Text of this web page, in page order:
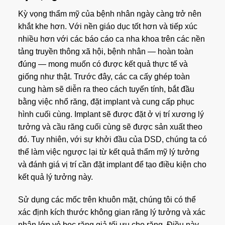
Kỳ vọng thẩm mỹ của bệnh nhân ngày càng trở nên
khắt khe hơn. Với nền giáo dục tốt hơn và tiếp xúc
nhiều hơn với các báo cáo ca nha khoa trên các nền
tảng truyền thông xã hội, bệnh nhân — hoàn toàn
đúng — mong muốn có được kết quả thực tế và
giống như thật. Trước đây, các ca cấy ghép toàn
cung hàm sẽ diễn ra theo cách tuyến tính, bắt đầu
bằng việc nhổ răng, đặt implant và cung cấp phục
hình cuối cùng. Implant sẽ được đặt ở vị trí xương lý
tưởng và cầu răng cuối cùng sẽ được sản xuất theo
đó. Tuy nhiên, với sự khởi đầu của DSD, chúng ta có
thể làm việc ngược lại từ kết quả thẩm mỹ lý tưởng
và đánh giá vị trí cần đặt implant để tạo điều kiện cho
kết quả lý tưởng này.
Sử dụng các mốc trên khuôn mặt, chúng tôi có thể
xác định kích thước không gian răng lý tưởng và xác